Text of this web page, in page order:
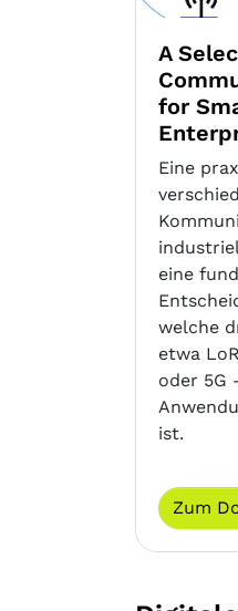
A
for
Eine
eine
welche
etwa
oder 5G
ist.
Zum